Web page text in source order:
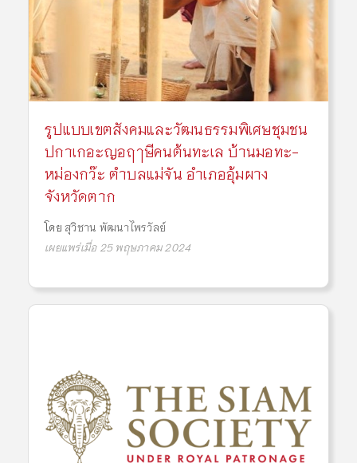
รูปแบบเขตสังคมและวัฒนธรรมพิเศษชุมชน
ปกาเกอะญอฤๅษีคนต้นทะเล บ้านมอทะ-
หม่องกว๊ะ ตำบลแม่จัน อำเภออุ้มผาง
จังหวัดตาก
โดย สุวิชาน พัฒนาไพรวัลย์
เผยแพร่เมื่อ 25 พฤษภาคม 2024